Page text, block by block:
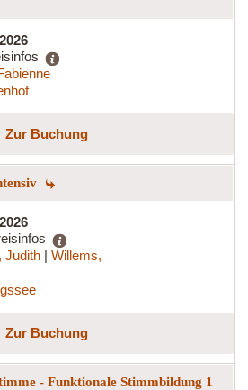
Zur Buchung
Judith | Willems,
Zur Buchung
- Funktionale Stimmbildung 1